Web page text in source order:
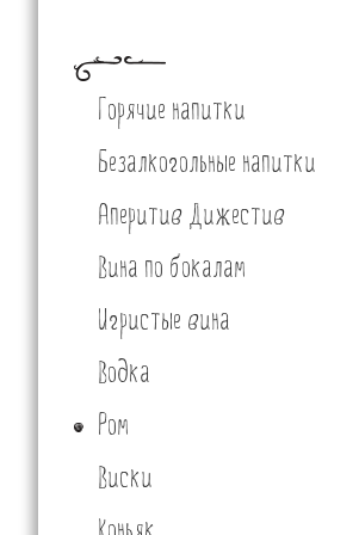
Горячие напитки
Безалкогольные напитки
Аперитив Дижестив
Вина по бокалам
Игристые вина
Водка
Ром
Виски